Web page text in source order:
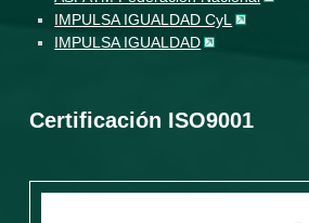
IMPULSA IGUALDAD CyL
IMPULSA IGUALDAD
Certificación ISO9001